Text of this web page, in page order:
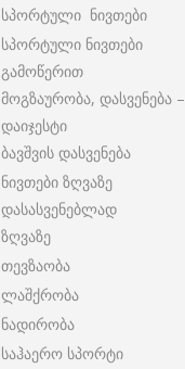
სპორტული ნივთები
სპორტული ნივთები
გამოწერით
მოგზაურობა, დასვენება –
დაიჯესტი
ბავშვის დასვენება
ნივთები ზღვაზე
დასასვენებლად
ზღვაზე
თევზაობა
ლაშქრობა
ნადირობა
საჰაერო სპორტი